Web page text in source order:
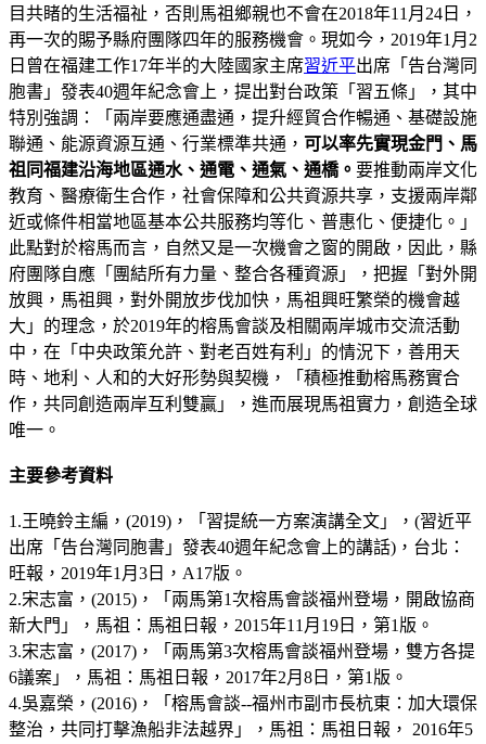
目共睹的生活福祉，否則馬祖鄉親也不會在2018年11月24日，
再一次的賜予縣府團隊四年的服務機會。現如今，2019年1月2
日曾在福建工作17年半的大陸國家主席習近平出席「告台灣同
胞書」發表40週年紀念會上，提出對台政策「習五條」，其中
特別強調：「兩岸要應通盡通，提升經貿合作暢通、基礎設施
聯通、能源資源互通、行業標準共通， 可以率先實現金門、馬
祖同福建沿海地區通水、通電、通氣、通橋。 要推動兩岸文化
教育、醫療衛生合作，社會保障和公共資源共享，支援兩岸鄰
近或條件相當地區基本公共服務均等化、普惠化、便捷化。」
此點對於榕馬而言，自然又是一次機會之窗的開啟，因此，縣
府團隊自應「團結所有力量、整合各種資源」，把握「對外開
放興，馬祖興，對外開放步伐加快，馬祖興旺繁榮的機會越
大」的理念，於2019年的榕馬會談及相關兩岸城市交流活動
中，在「中央政策允許、對老百姓有利」的情況下，善用天
時、地利、人和的大好形勢與契機，「積極推動榕馬務實合
作，共同創造兩岸互利雙贏」，進而展現馬祖實力，創造全球
唯一。
主要參考資料
1.王曉鈴主編，(2019)，「習提統一方案演講全文」，(習近平
出席「告台灣同胞書」發表40週年紀念會上的講話)，台北：
旺報，2019年1月3日，A17版。
2.宋志富，(2015)，「兩馬第1次榕馬會談福州登場，開啟協商
新大門」，馬祖：馬祖日報，2015年11月19日，第1版。
3.宋志富，(2017)，「兩馬第3次榕馬會談福州登場，雙方各提
6議案」，馬祖：馬祖日報，2017年2月8日，第1版。
4.吳嘉榮，(2016)，「榕馬會談--福州市副市長杭東：加大環保
整治，共同打擊漁船非法越界」，馬祖：馬祖日報， 2016年5